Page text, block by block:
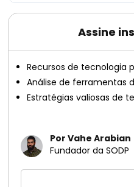
Assine
Recursos de tecnologia
Análise de ferramentas
Estratégias valiosas de
Por Vahe Arabian
Fundador da SODP